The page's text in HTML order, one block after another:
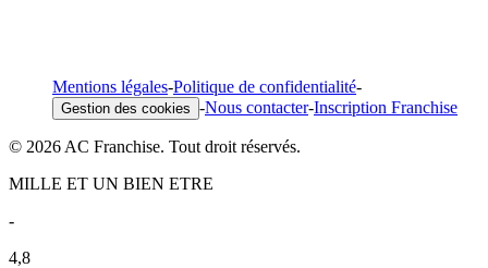
Mentions légales-Politique de confidentialité-
Gestion des cookies -Nous contacter-Inscription Franchise
© 2026 AC Franchise. Tout droit réservés.
MILLE ET UN BIEN ETRE
-
4,8